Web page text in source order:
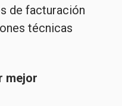
de facturación
técnicas
mejor